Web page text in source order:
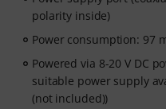
polarity inside)
Power consumption: 97
Powered via 8-20 V DC
suitable power supply
(not included))